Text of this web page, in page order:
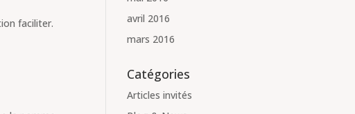
faciliter.
avril 2016
mars 2016
Catégories
Articles invités